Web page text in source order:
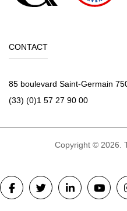
CONTACT
85 boulevard Saint-Germain
(33) (0)1 57 27 90 00
Copyright © 2026.